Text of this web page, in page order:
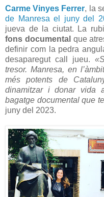
Carme Vinyes Ferrer, la
de Manresa el juny del
jueva de la ciutat. La
fons documental que
definir com la pedra
desaparegut call jueu.
tresor. Manresa, en
més potents de
dinamitzar i donar vida
bagatge documental que
juny del 2023.